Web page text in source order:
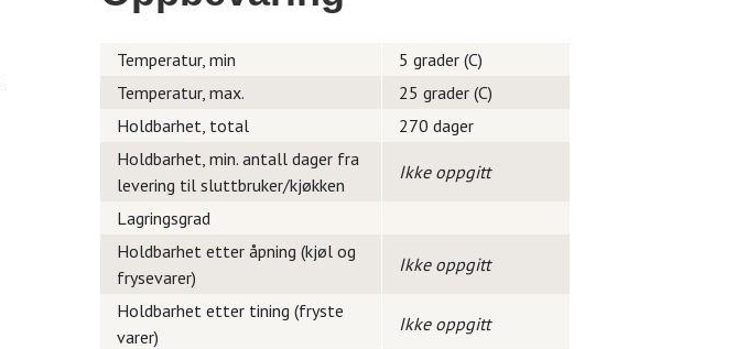
Temperatur, min
5 grader (C)
Temperatur, max.
25 grader (C)
Holdbarhet, total
270 dager
Holdbarhet, min. antall dager fra
levering til sluttbruker/kjøkken
Ikke oppgitt
Lagringsgrad
Holdbarhet etter åpning (kjøl og
frysevarer)
Ikke oppgitt
Holdbarhet etter tining (fryste
varer)
Ikke oppgitt